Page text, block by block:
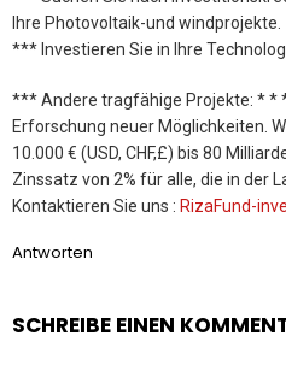
Ihre Photovoltaik-und windprojekte.
*** Investieren Sie in Ihre
*** Andere tragfähige Projekte: * *
Erforschung neuer Möglichkeiten.
10.000 € (USD, CHF,£) bis 80
Zinssatz von 2% für alle, die in der
Kontaktieren Sie uns : RizaFund-
Antworten
SCHREIBE EINEN